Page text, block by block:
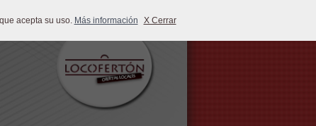
acepta su uso. Más información X Cerrar